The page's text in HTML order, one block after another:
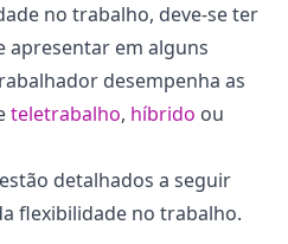
no trabalho, deve-se ter
apresentar em alguns
desempenha as
teletrabalho, híbrido ou
detalhados a seguir
flexibilidade no trabalho.